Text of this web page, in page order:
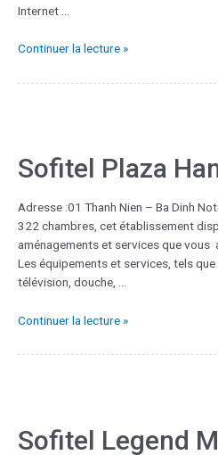
Internet …
Continuer la lecture »
Sofitel Plaza
Adresse :01 Thanh Nien – Ba Dinh
322 chambres, cet établissement
aménagements et services que vous
Les équipements et services, tels que
télévision, douche, …
Continuer la lecture »
Sofitel Legend